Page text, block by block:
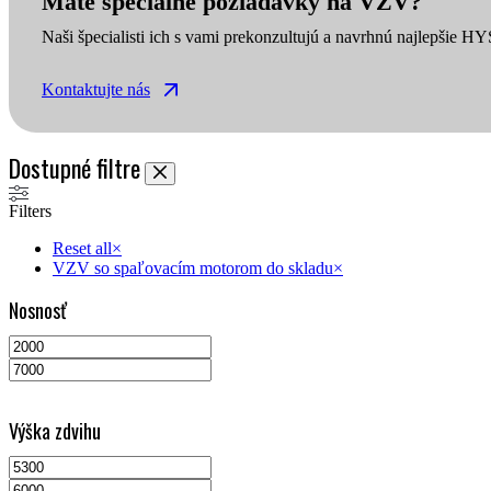
Naši špecialisti ich s vami prekonzultujú a navrhnú najlepšie
Kontaktujte nás
Dostupné filtre
Filters
Reset all×
VZV so spaľovacím motorom do skladu×
Nosnosť
Výška zdvihu